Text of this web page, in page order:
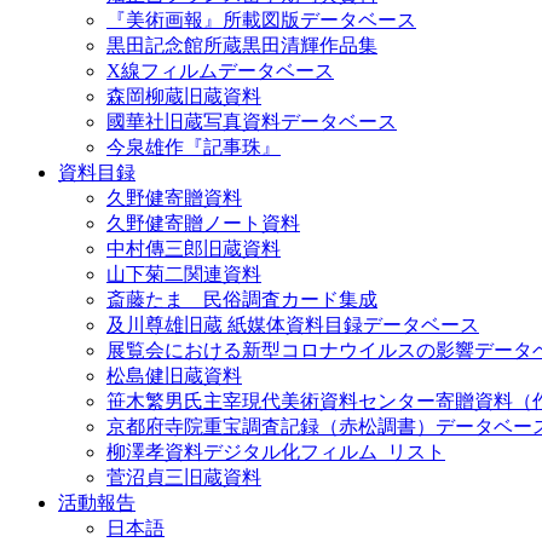
『美術画報』所載図版データベース
黒田記念館所蔵黒田清輝作品集
X線フィルムデータベース
森岡柳蔵旧蔵資料
國華社旧蔵写真資料データベース
今泉雄作『記事珠』
資料目録
久野健寄贈資料
久野健寄贈ノート資料
中村傳三郎旧蔵資料
山下菊二関連資料
斎藤たま 民俗調査カード集成
及川尊雄旧蔵 紙媒体資料目録データベース
展覧会における新型コロナウイルスの影響データ
松島健旧蔵資料
笹木繁男氏主宰現代美術資料センター寄贈資料（
京都府寺院重宝調査記録（赤松調書）データベー
柳澤孝資料デジタル化フィルム_リスト
菅沼貞三旧蔵資料
活動報告
日本語